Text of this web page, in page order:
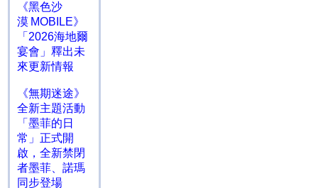
《黑色沙
漠 MOBILE》
「2026海地爾
宴會」釋出未
來更新情報
《無期迷途》
全新主題活動
「墨菲的日
常」正式開
啟，全新禁閉
者墨菲、諾瑪
同步登場